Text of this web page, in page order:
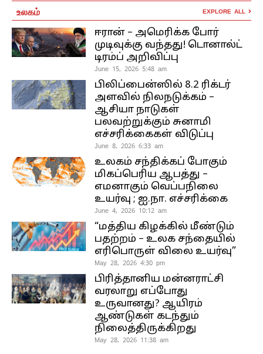
உலகம் EXPLORE ALL
ஈரான் – அமெரிக்க போர்
முடிவுக்கு வந்தது! டொனால்ட்
டிரம்ப் அறிவிப்பு
June 15, 2026 5:48 am
பிலிப்பைன்ஸில் 8.2 ரிக்டர்
அளவில் நிலநடுக்கம் –
ஆசியா நாடுகள்
பலவற்றுக்கும் சுனாமி
எச்சரிக்கைகள் விடுப்பு
June 8, 2026 6:33 am
உலகம் சந்திக்கப் போகும்
மிகப்பெரிய ஆபத்து –
எமனாகும் வெப்பநிலை
உயர்வு ; ஐ.நா. எச்சரிக்கை
June 4, 2026 10:12 am
“மத்திய கிழக்கில் மீண்டும்
பதற்றம் – உலக சந்தையில்
எரிபொருள் விலை உயர்வு”
May 28, 2026 4:30 pm
பிரித்தானிய மன்னராட்சி
வரலாறு எப்போது
உருவானது? ஆயிரம்
ஆண்டுகள் கடந்தும்
நிலைத்திருக்கிறது
May 28, 2026 11:38 am